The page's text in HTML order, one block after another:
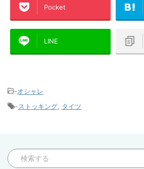
Pocket
LINE
-オシャレ
-ストッキング タイツ